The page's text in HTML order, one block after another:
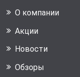
О компании
Акции
Новости
Обзоры